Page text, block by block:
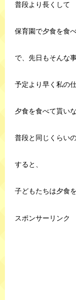
普段より長くして
保育園で夕食を食
で、先日もそんな
予定より早く私の
夕食を食べて貰い
普段と同じくらい
すると、
子どもたちは夕食
スポンサーリンク